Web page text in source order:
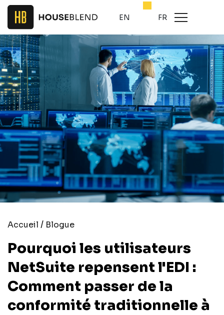
EN FR
Accueil / Blogue
Pourquoi les utilisateurs
NetSuite repensent l'EDI :
Comment passer de la
conformité traditionnelle à